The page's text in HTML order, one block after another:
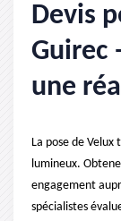
Devis
Guirec
une
La pose de
lumineux.
engagement
spécialistes